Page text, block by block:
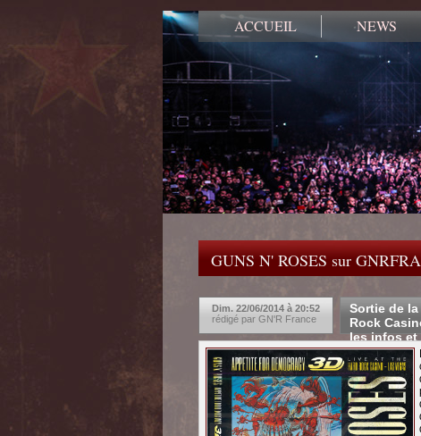
ACCUEIL NEWS
GUNS N' ROSES sur
Dim. 22/06/2014 à 20:52
rédigé par GN'R France
Sortie de
Rock
les infos et